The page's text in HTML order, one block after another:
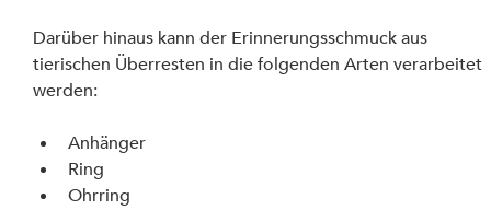
Darüber hinaus kann der Erinnerungsschmuck aus
tierischen Überresten in die folgenden Arten verarbeitet
werden:
Anhänger
Ring
Ohrring